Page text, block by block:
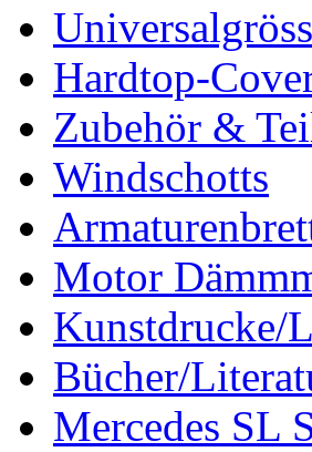
Hardtop-
Zubehör &
Windschotts
Motor
Kunstdrucke/
Bücher/
Mercedes SL